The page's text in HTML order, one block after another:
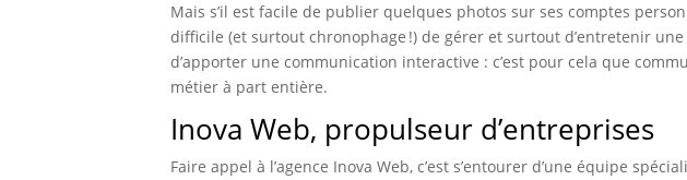
Mais s’il est facile de publier quelques photos sur ses comptes
difficile (et surtout chronophage !) de gérer et surtout d’entretenir
d’apporter une communication interactive : c’est pour cela que
métier à part entière.
Inova Web, propulseur d’entreprises
Faire appel à l’agence Inova Web, c’est s’entourer d’une équipe